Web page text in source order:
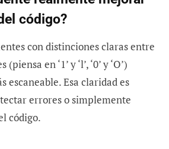
código?
con distinciones claras entre
en ‘1’ y ‘l’, ‘0’ y ‘O’)
escaneable. Esa claridad es
errores o simplemente
código.